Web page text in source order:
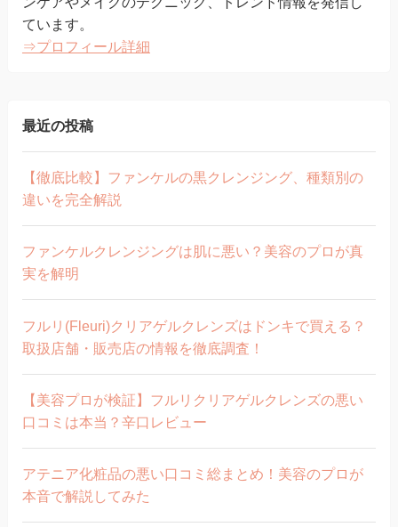
ています。
⇒プロフィール詳細
最近の投稿
【徹底比較】ファンケルの黒クレンジング、種類別の
違いを完全解説
ファンケルクレンジングは肌に悪い？美容のプロが真
実を解明
フルリ(Fleuri)クリアゲルクレンズはドンキで買える？
取扱店舗・販売店の情報を徹底調査！
【美容プロが検証】フルリクリアゲルクレンズの悪い
口コミは本当？辛口レビュー
アテニア化粧品の悪い口コミ総まとめ！美容のプロが
本音で解説してみた